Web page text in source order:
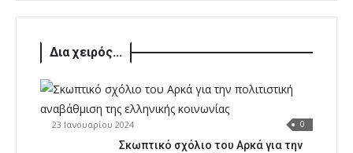
Δια χειρός...
23 Ιανουαρίου 2024 0
Σκωπτικό σχόλιο του Αρκά για την